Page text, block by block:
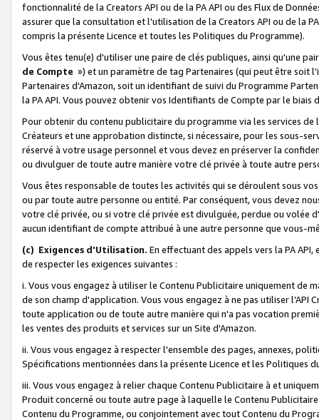
fonctionnalité de la Creators API ou de la PA API ou des Flux de
assurer que la consultation et l'utilisation de la Creators API ou de la
compris la présente Licence et toutes les Politiques du Programme).
Vous êtes tenu(e) d'utiliser une paire de clés publiques, ainsi qu'une
de Compte ») et un paramètre de tag Partenaires (qui peut être soit
Partenaires d'Amazon, soit un identifiant de suivi du Programme
la PA API. Vous pouvez obtenir vos Identifiants de Compte par le biais
Pour obtenir du contenu publicitaire du programme via les services
Créateurs et une approbation distincte, si nécessaire, pour les sous-
réservé à votre usage personnel et vous devez en préserver la
ou divulguer de toute autre manière votre clé privée à toute autre
Vous êtes responsable de toutes les activités qui se déroulent sous
ou par toute autre personne ou entité. Par conséquent, vous devez
votre clé privée, ou si votre clé privée est divulguée, perdue ou volée
aucun identifiant de compte attribué à une autre personne que vous-
(c) Exigences d'Utilisation. En effectuant des appels vers la PA
de respecter les exigences suivantes :
i. Vous vous engagez à utiliser le Contenu Publicitaire uniquement de
de son champ d'application. Vous vous engagez à ne pas utiliser l’API
toute application ou de toute autre manière qui n'a pas vocation
les ventes des produits et services sur un Site d'Amazon.
ii. Vous vous engagez à respecter l'ensemble des pages, annexes,
Spécifications mentionnées dans la présente Licence et les Politiques
iii. Vous vous engagez à relier chaque Contenu Publicitaire à et
Produit concerné ou toute autre page à laquelle le Contenu
Contenu du Programme, ou conjointement avec tout Contenu du